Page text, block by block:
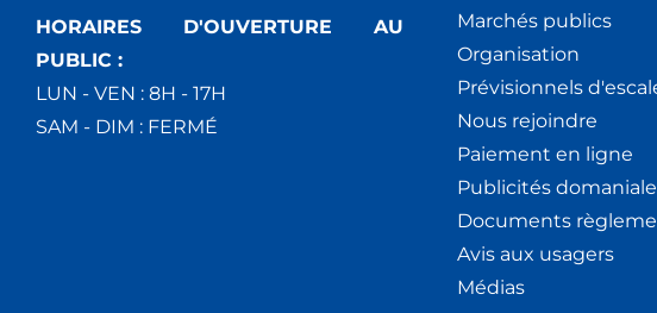
HORAIRES D'OUVERTURE AU
PUBLIC :
LUN - VEN : 8H - 17H
SAM - DIM : FERMÉ
Marchés publics
Organisation
Prévisionnels
Nous rejoindre
Paiement en ligne
Publicités
Documents
Avis aux usagers
Médias